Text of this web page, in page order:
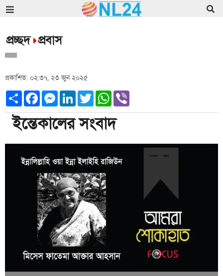
প্রচ্ছদ প্রবাস
প্রকাশিত: ০২:৩৭, ২৩ জুন ২০২৫
ShareFacebookMessenger
LinkedInTwitterWhatsApp
ইন্তেকালের সংবাদ